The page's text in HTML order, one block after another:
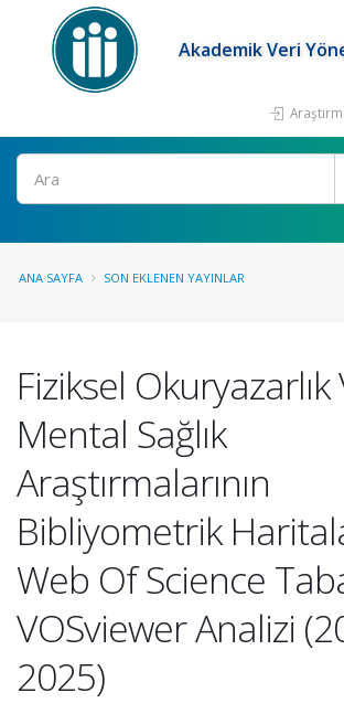
Akademik Veri
Ara
ANA SAYFA SON EKLENEN YAYINLAR
Fiziksel Okuryazarlık
Mental Sağlık
Araştırmalarının
Bibliyometrik
Web Of Science
VOSviewer Analizi
2025)